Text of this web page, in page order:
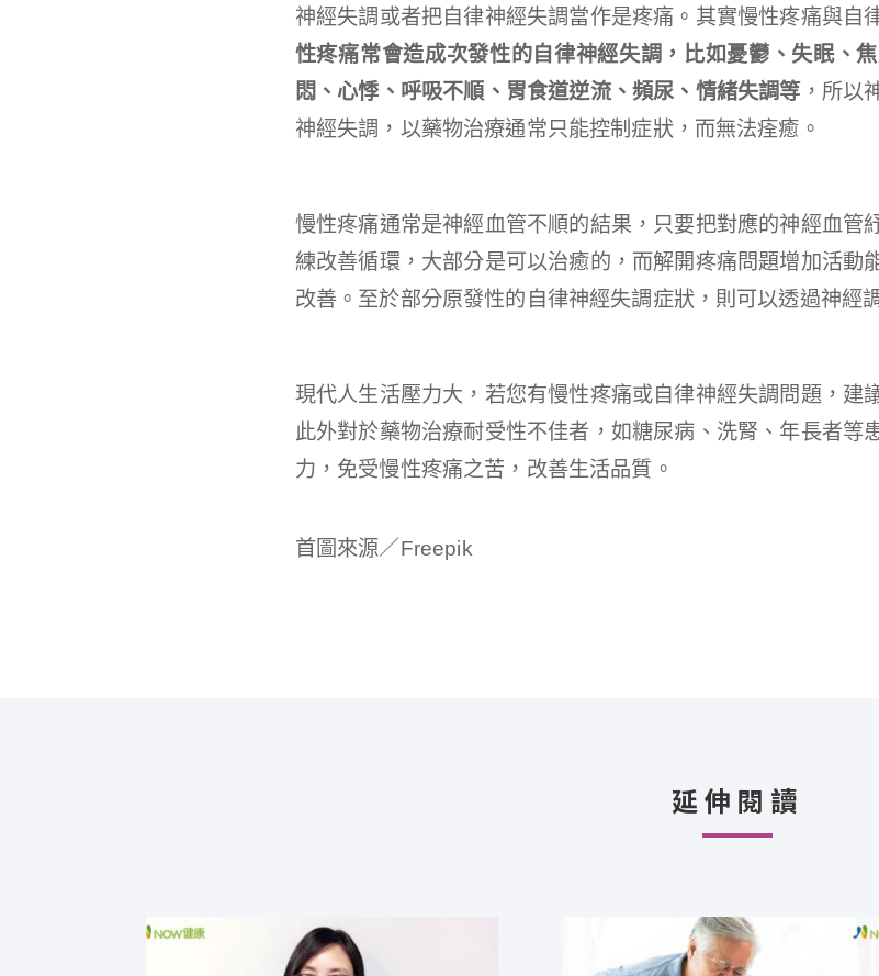
神經失調或者把自律神經失調當作是疼痛。其實慢性疼痛與自
性疼痛常會造成次發性的自律神經失調，比如憂鬱、失眠、
悶、心悸、呼吸不順、胃食道逆流、頻尿、情緒失調等，所以
神經失調，以藥物治療通常只能控制症狀，而無法痊癒。
慢性疼痛通常是神經血管不順的結果，只要把對應的神經血管
練改善循環，大部分是可以治癒的，而解開疼痛問題增加活動
改善。至於部分原發性的自律神經失調症狀，則可以透過神經
現代人生活壓力大，若您有慢性疼痛或自律神經失調問題，建
此外對於藥物治療耐受性不佳者，如糖尿病、洗腎、年長者等
力，免受慢性疼痛之苦，改善生活品質。
首圖來源／Freepik
延伸閱讀